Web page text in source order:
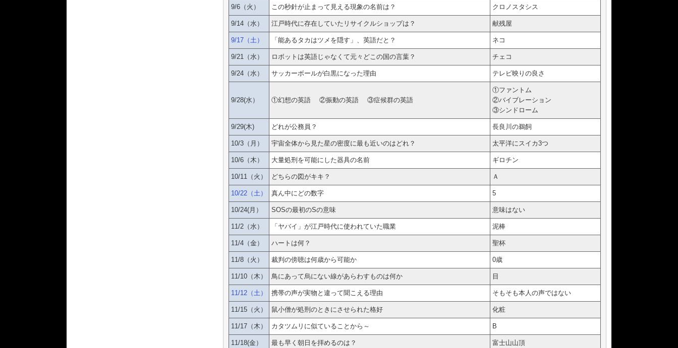
9/6（火） この秒針が止まって見える現象の名前は？ クロノスタシス
9/14（水） 江戸時代に存在していたリサイクルショップは？ 献残屋
9/17（土） 「能あるタカはツメを隠す」、英語だと？ ネコ
9/21（水） ロボットは英語じゃなくて元々どこの国の言葉？ チェコ
9/24（水） サッカーボールが白黒になった理由 テレビ映りの良さ
9/28(水） ①幻想の英語 ②振動の英語 ③症候群の英語
①ファントム
②バイブレーション
③シンドローム
9/29(木) どれが公務員？ 長良川の鵜飼
10/3（月） 宇宙全体から見た星の密度に最も近いのはどれ？ 太平洋にスイカ3つ
10/6（木） 大量処刑を可能にした器具の名前 ギロチン
10/11（火） どちらの図がキキ？ Ａ
10/22（土） 真ん中にどの数字 5
10/24(月） SOSの最初のSの意味 意味はない
11/2（水） 「ヤバイ」が江戸時代に使われていた職業 泥棒
11/4（金） ハートは何？ 聖杯
11/8（火） 裁判の傍聴は何歳から可能か 0歳
11/10（木） 鳥にあって烏にない線があらわすものは何か 目
11/12（土） 携帯の声が実物と違って聞こえる理由 そもそも本人の声ではない
11/15（火） 鼠小僧が処刑のときにさせられた格好 化粧
11/17（木） カタツムリに似ていることから～ B
11/18(金） 最も早く朝日を拝めるのは？ 富士山山頂